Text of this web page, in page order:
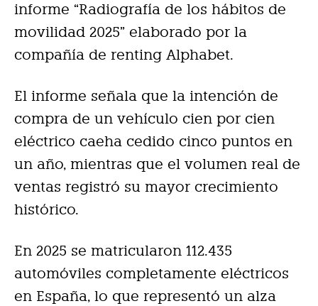
informe “Radiografía de los hábitos de
movilidad 2025” elaborado por la
compañía de renting Alphabet.
El informe señala que la intención de
compra de un vehículo cien por cien
eléctrico caeha cedido cinco puntos en
un año, mientras que el volumen real de
ventas registró su mayor crecimiento
histórico.
En 2025 se matricularon 112.435
automóviles completamente eléctricos
en España, lo que representó un alza